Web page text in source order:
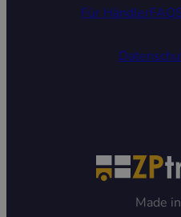
Für HändlerFAQ
Made